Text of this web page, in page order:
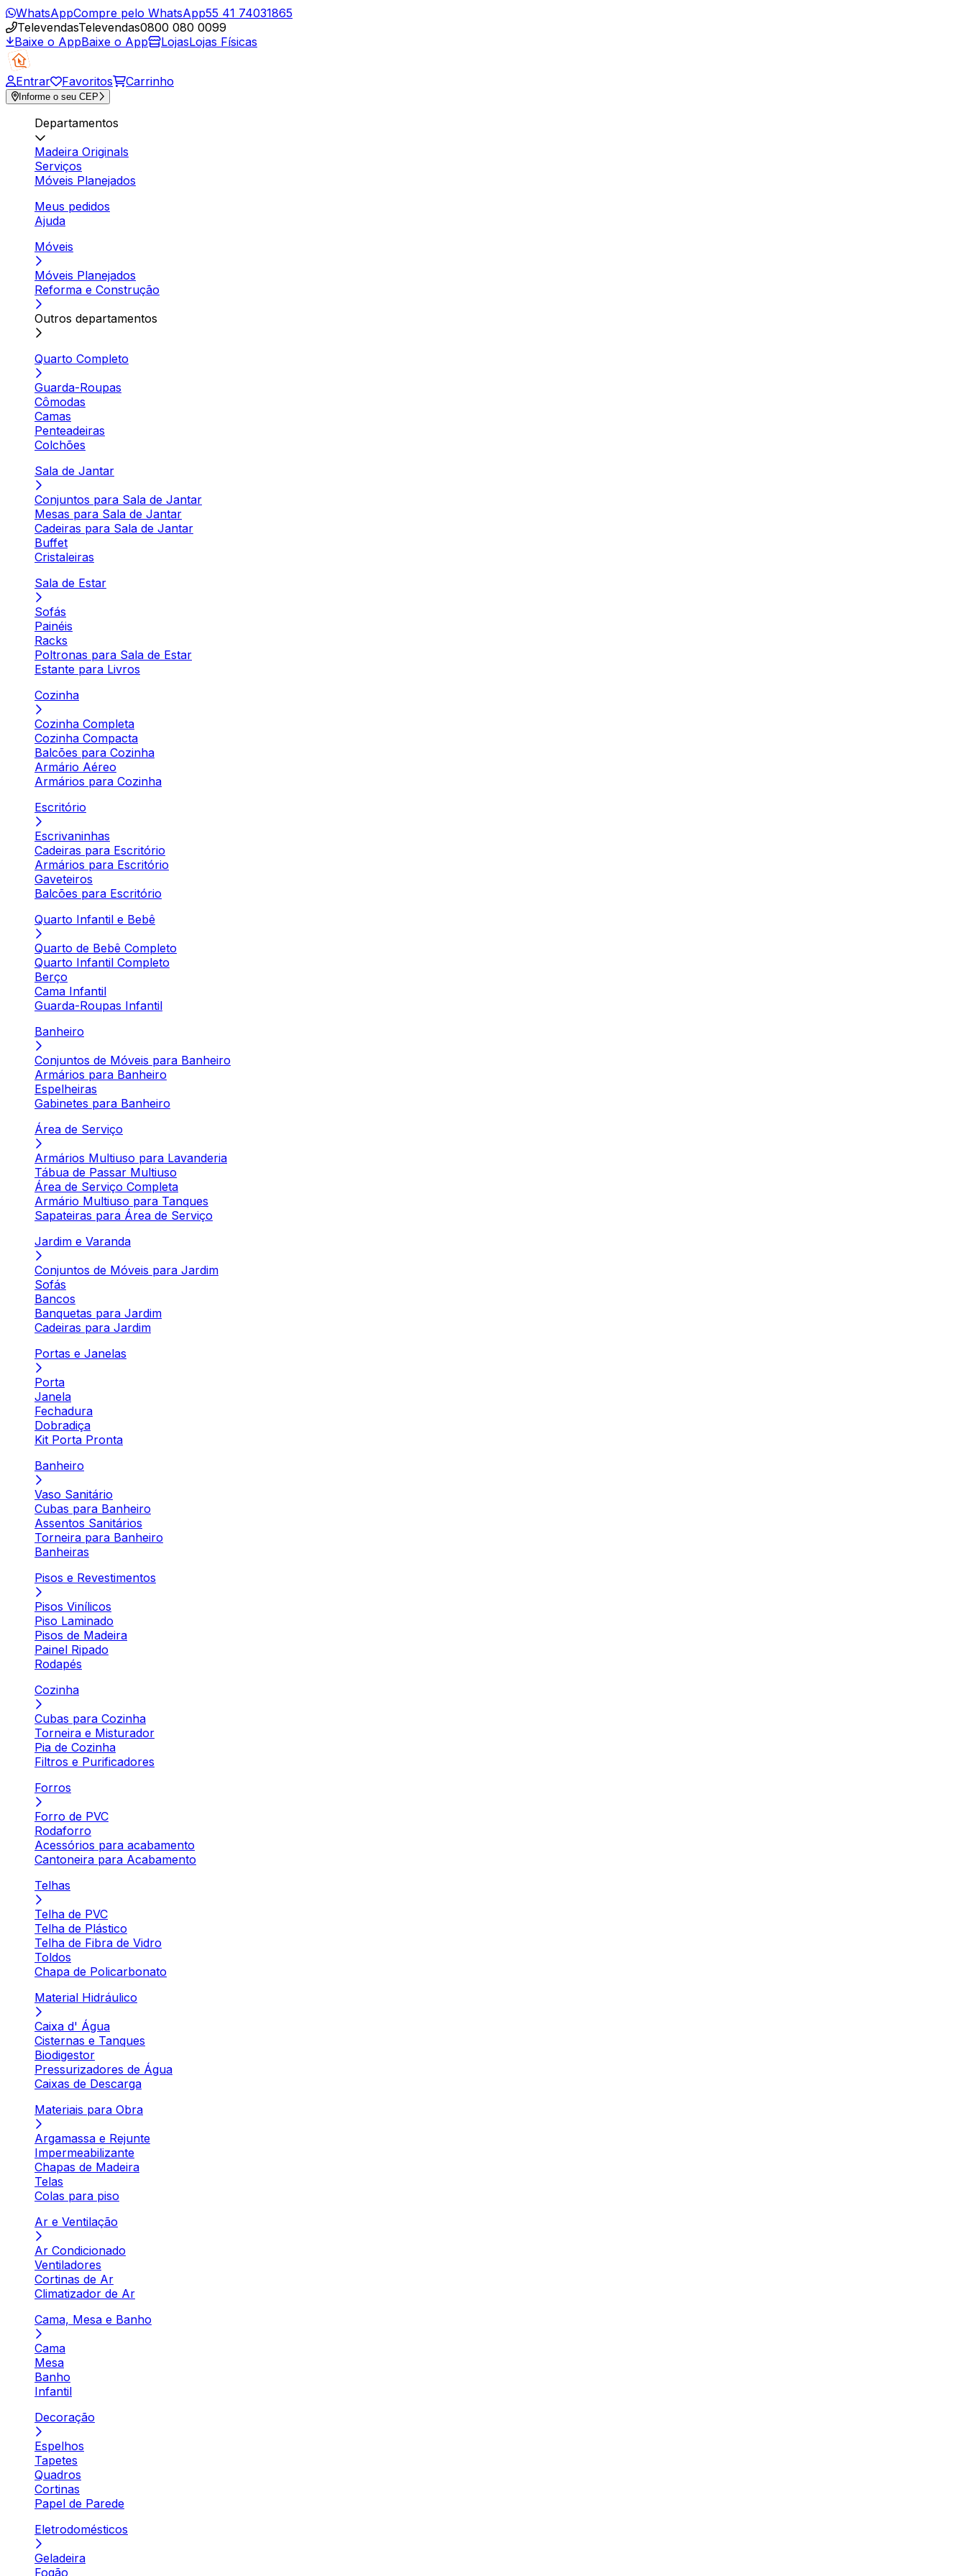
WhatsAppCompre pelo WhatsApp55 41 74031865
TelevendasTelevendas0800 080 0099
Baixe o AppBaixe o App LojasLojas Físicas
Entrar Favoritos Carrinho
Informe o seu CEP
Departamentos
Madeira Originals
Serviços
Móveis Planejados
Meus pedidos
Ajuda
Móveis
Móveis Planejados
Reforma e Construção
Outros departamentos
Quarto Completo
Guarda-Roupas
Cômodas
Camas
Penteadeiras
Colchões
Sala de Jantar
Conjuntos para Sala de Jantar
Mesas para Sala de Jantar
Cadeiras para Sala de Jantar
Buffet
Cristaleiras
Sala de Estar
Sofás
Painéis
Racks
Poltronas para Sala de Estar
Estante para Livros
Cozinha
Cozinha Completa
Cozinha Compacta
Balcões para Cozinha
Armário Aéreo
Armários para Cozinha
Escritório
Escrivaninhas
Cadeiras para Escritório
Armários para Escritório
Gaveteiros
Balcões para Escritório
Quarto Infantil e Bebê
Quarto de Bebê Completo
Quarto Infantil Completo
Berço
Cama Infantil
Guarda-Roupas Infantil
Banheiro
Conjuntos de Móveis para Banheiro
Armários para Banheiro
Espelheiras
Gabinetes para Banheiro
Área de Serviço
Armários Multiuso para Lavanderia
Tábua de Passar Multiuso
Área de Serviço Completa
Armário Multiuso para Tanques
Sapateiras para Área de Serviço
Jardim e Varanda
Conjuntos de Móveis para Jardim
Sofás
Bancos
Banquetas para Jardim
Cadeiras para Jardim
Portas e Janelas
Porta
Janela
Fechadura
Dobradiça
Kit Porta Pronta
Banheiro
Vaso Sanitário
Cubas para Banheiro
Assentos Sanitários
Torneira para Banheiro
Banheiras
Pisos e Revestimentos
Pisos Vinílicos
Piso Laminado
Pisos de Madeira
Painel Ripado
Rodapés
Cozinha
Cubas para Cozinha
Torneira e Misturador
Pia de Cozinha
Filtros e Purificadores
Forros
Forro de PVC
Rodaforro
Acessórios para acabamento
Cantoneira para Acabamento
Telhas
Telha de PVC
Telha de Plástico
Telha de Fibra de Vidro
Toldos
Chapa de Policarbonato
Material Hidráulico
Caixa d' Água
Cisternas e Tanques
Biodigestor
Pressurizadores de Água
Caixas de Descarga
Materiais para Obra
Argamassa e Rejunte
Impermeabilizante
Chapas de Madeira
Telas
Colas para piso
Ar e Ventilação
Ar Condicionado
Ventiladores
Cortinas de Ar
Climatizador de Ar
Cama, Mesa e Banho
Cama
Mesa
Banho
Infantil
Decoração
Espelhos
Tapetes
Quadros
Cortinas
Papel de Parede
Eletrodomésticos
Geladeira
Fogão